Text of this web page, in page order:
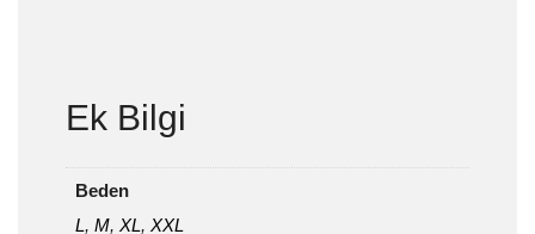
Ek Bilgi
Beden
L, M, XL, XXL